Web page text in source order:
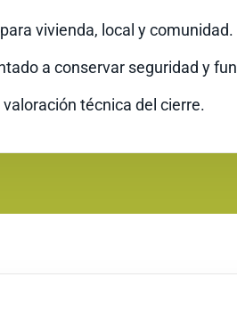
vivienda, local y comunidad.
a conservar seguridad y
técnica del cierre.